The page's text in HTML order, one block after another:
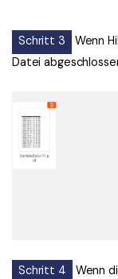
Schritt 3
Wenn
Datei
Schritt 4 Wenn